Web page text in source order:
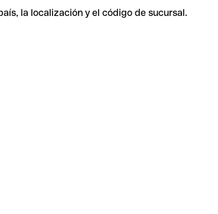
la localización y el código de sucursal.